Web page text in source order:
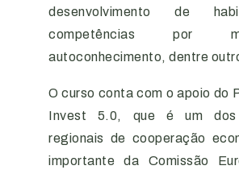
desenvolvimento de
competências por
autoconhecimento, dentre
O curso conta com o apoio do
Invest 5.0, que é um dos
regionais de cooperação
importante da Comissão